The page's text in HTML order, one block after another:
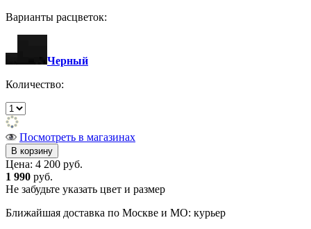
Варианты расцветок:
Черный
Количество:
Посмотреть в магазинах
Цена: 4 200 руб.
1 990 руб.
Не забудьте указать цвет и размер
Ближайшая доставка по Москве и МО: курьер